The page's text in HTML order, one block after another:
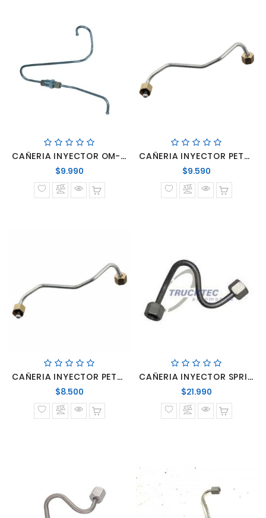
CAÑERIA INYECTOR OM-366 N° 2
$9.990
normal
CAÑERIA INYECTOR PETROLEO Nº1 AL Nº6 OM-457LA
$9.590
normal
CAÑERIA INYECTOR PETROLEO Nº1 AL Nº6 OM-457LA
$8.500
normal
CAÑERIA INYECTOR SPRINTER 313-413
$21.990
normal